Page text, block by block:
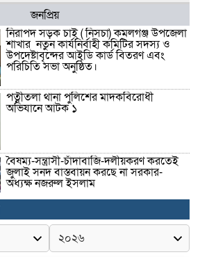
জনপ্রিয়
নিরাপদ সড়ক চাই ( নিসচা) কমলগঞ্জ উপজেলা
শাখার নতুন কার্যনির্বাহী কমিটির সদস্য ও
উপদেষ্টাবৃন্দের আইডি কার্ড বিতরণ এবং
পরিচিতি সভা অনুষ্ঠিত।
পত্নীতলা থানা পুলিশের মাদকবিরোধী
অভিযানে আটক ১
বৈষম্য-সন্ত্রাসী-চাঁদাবাজি-দলীয়করণ করতেই
জুলাই সনদ বাস্তবায়ন করছে না সরকার-
অধ্যক্ষ নজরুল ইসলাম
ঠাকুরগাঁওয়ে ইজিবাইক চোরচক্রের ৩ সদস্য
গ্রেপ্তার, বিপুল পরিমাণ যন্ত্রাংশ উদ্ধার ‎